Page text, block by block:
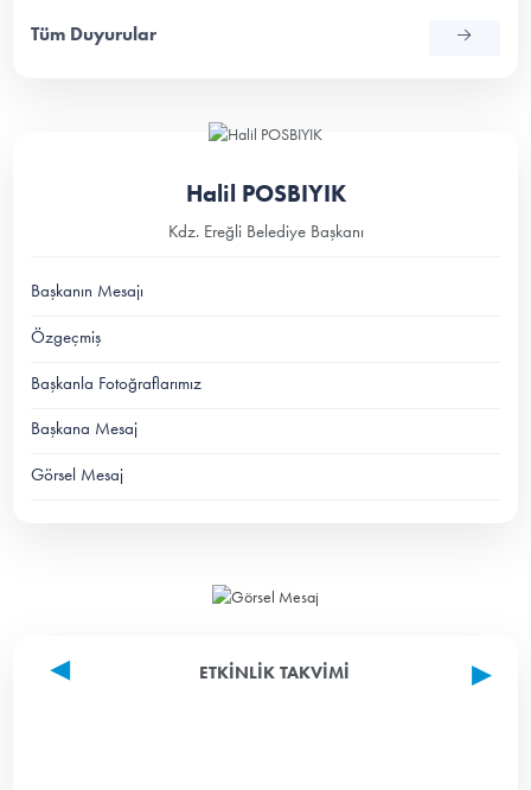
Tüm Duyurular
Halil POSBIYIK
Kdz. Ereğli Belediye Başkanı
Başkanın Mesajı
Özgeçmiş
Başkanla Fotoğraflarımız
Başkana Mesaj
Görsel Mesaj
ETKINLIK TAKVIMI